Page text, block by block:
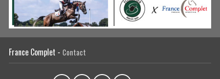
France Complet - Contact